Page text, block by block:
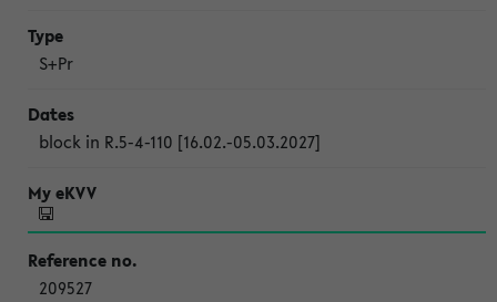
S+Pr
block in R.5-4-110 [16.02.-05.03.2027]
209527